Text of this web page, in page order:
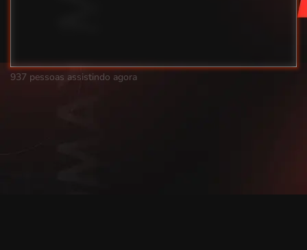
937 pessoas assistindo agora